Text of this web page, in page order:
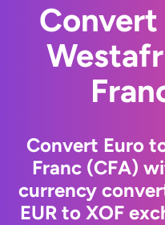
Convert Euro
Franc (CFA)
currency
EUR to XOF